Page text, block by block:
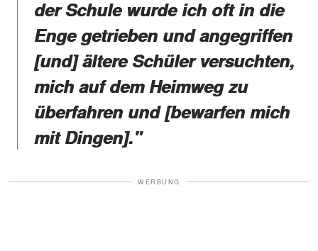
der Schule wurde ich oft in die
Enge getrieben und angegriffen
[und] ältere Schüler versuchten,
mich auf dem Heimweg zu
überfahren und [bewarfen mich
mit Dingen]."
WERBUNG